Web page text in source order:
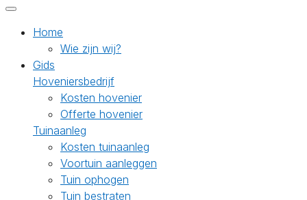
Home
Wie zijn wij?
Gids
Hoveniersbedrijf
Kosten hovenier
Offerte hovenier
Tuinaanleg
Kosten tuinaanleg
Voortuin aanleggen
Tuin ophogen
Tuin bestraten